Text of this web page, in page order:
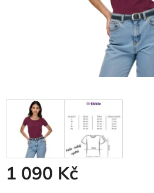
1 090 Kč